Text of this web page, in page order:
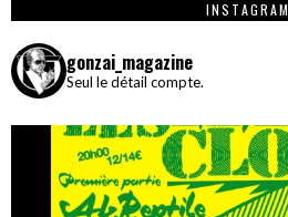
INSTAGRAM
gonzai_magazine
Seul le détail compte.